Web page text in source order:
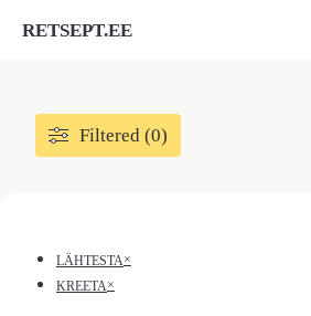
RETSEPT.EE
Filtered (0)
LÄHTESTA×
KREETA×